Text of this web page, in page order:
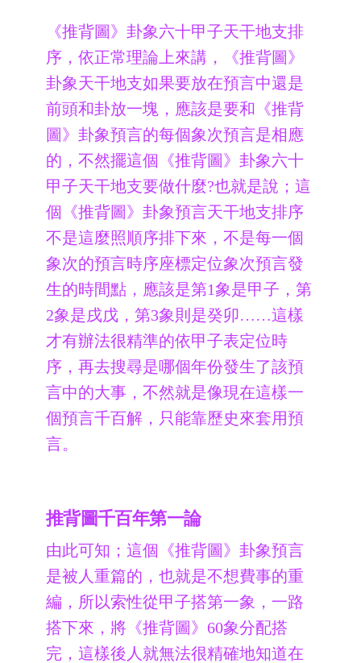
《推背圖》卦象六十甲子天干地支排
序，依正常理論上來講，《推背圖》
卦象天干地支如果要放在預言中還是
前頭和卦放一塊，應該是要和《推背
圖》卦象預言的每個象次預言是相應
的，不然擺這個《推背圖》卦象六十
甲子天干地支要做什麼?也就是說；這
個《推背圖》卦象預言天干地支排序
不是這麼照順序排下來，不是每一個
象次的預言時序座標定位象次預言發
生的時間點，應該是第1象是甲子，第
2象是戌戊，第3象則是癸卯……這樣
才有辦法很精準的依甲子表定位時
序，再去搜尋是哪個年份發生了該預
言中的大事，不然就是像現在這樣一
個預言千百解，只能靠歷史來套用預
言。
推背圖千百年第一論
由此可知；這個《推背圖》卦象預言
是被人重篇的，也就是不想費事的重
編，所以索性從甲子搭第一象，一路
搭下來，將《推背圖》60象分配搭
完，這樣後人就無法很精確地知道在